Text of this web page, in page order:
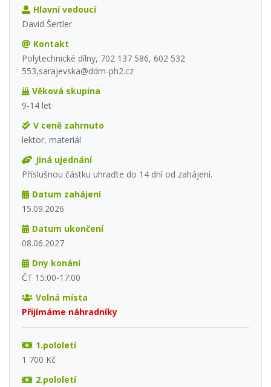
Hlavní vedoucí
David Šertler
Kontakt
Polytechnické dílny, 702 137 586, 602 532
553,sarajevska@ddm-ph2.cz
Věková skupina
9-14 let
V ceně zahrnuto
lektor, materiál
Jiná ujednání
Příslušnou částku uhraďte do 14 dní od zahájení.
Datum zahájení
15.09.2026
Datum ukončení
08.06.2027
Dny konání
ČT 15:00-17:00
Volná místa
Přijímáme náhradníky
1.pololetí
1 700 Kč
2.pololetí